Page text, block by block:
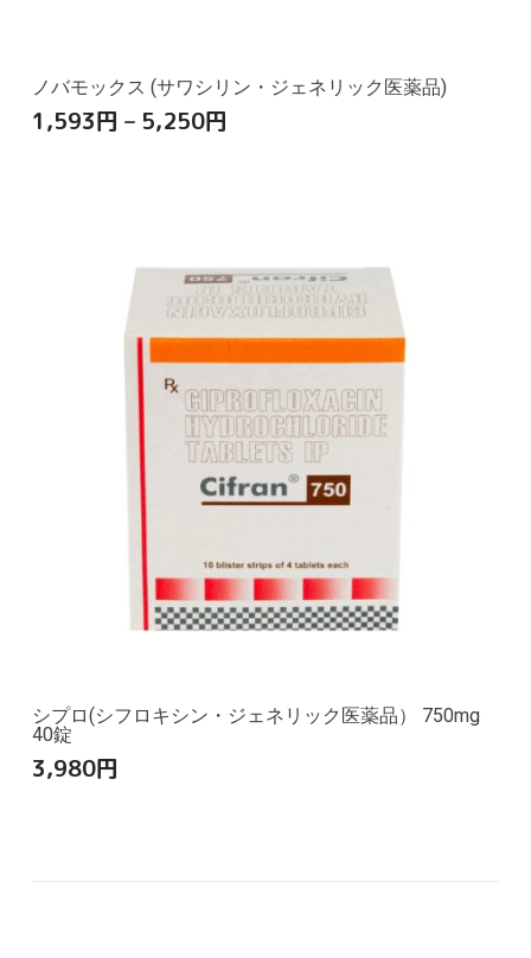
ノバモックス (サワシリン・ジェネリック医薬品)
1,593円 – 5,250円
シプロ(シフロキシン・ジェネリック医薬品） 750mg
40錠
3,980円